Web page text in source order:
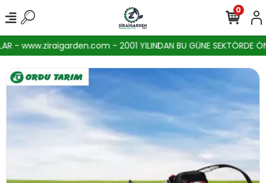
- www.ziraigarden.com - 2001 YILINDAN BU GÜNE SEKTÖRDE
0